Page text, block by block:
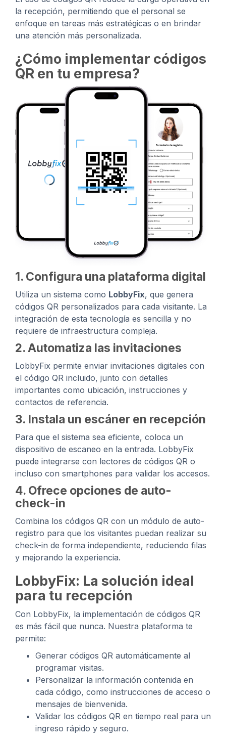
la recepción, permitiendo que el personal se
enfoque en tareas más estratégicas o en brindar
una atención más personalizada.
¿Cómo implementar códigos
QR en tu empresa?
1. Configura una plataforma digital
Utiliza un sistema como LobbyFix, que genera
códigos QR personalizados para cada visitante. La
integración de esta tecnología es sencilla y no
requiere de infraestructura compleja.
2. Automatiza las invitaciones
LobbyFix permite enviar invitaciones digitales con
el código QR incluido, junto con detalles
importantes como ubicación, instrucciones y
contactos de referencia.
3. Instala un escáner en recepción
Para que el sistema sea eficiente, coloca un
dispositivo de escaneo en la entrada. LobbyFix
puede integrarse con lectores de códigos QR o
incluso con smartphones para validar los accesos.
4. Ofrece opciones de auto-
check-in
Combina los códigos QR con un módulo de auto-
registro para que los visitantes puedan realizar su
check-in de forma independiente, reduciendo filas
y mejorando la experiencia.
LobbyFix: La solución ideal
para tu recepción
Con LobbyFix, la implementación de códigos QR
es más fácil que nunca. Nuestra plataforma te
permite:
Generar códigos QR automáticamente al
programar visitas.
Personalizar la información contenida en
cada código, como instrucciones de acceso o
mensajes de bienvenida.
Validar los códigos QR en tiempo real para un
ingreso rápido y seguro.